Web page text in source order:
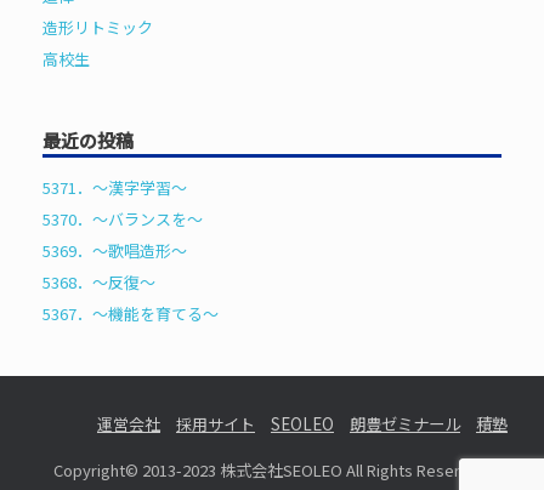
造形リトミック
高校生
最近の投稿
5371．～漢字学習〜
5370．～バランスを〜
5369．～歌唱造形〜
5368．～反復〜
5367．～機能を育てる〜
運営会社 採用サイト SEOLEO 朗豊ゼミナール 積塾
Copyright© 2013-2023 株式会社SEOLEO All Rights Reserved.